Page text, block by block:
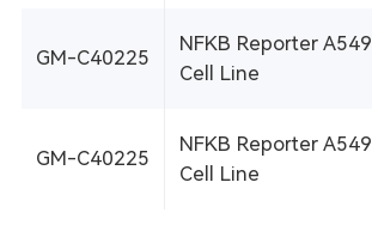
GM-C40225
NFKB Reporter A549
Cell Line
GM-C40225
NFKB Reporter A549
Cell Line